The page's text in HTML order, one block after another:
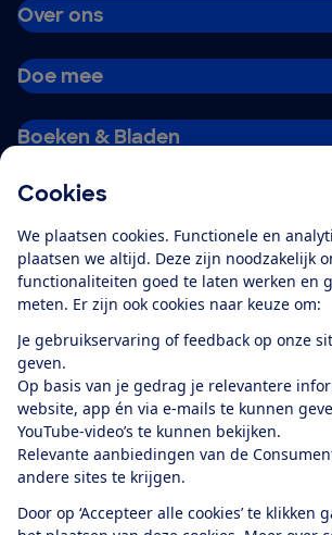
Cookies
We plaatsen cookies. Functionele en
plaatsen we altijd. Deze zijn noodzakelijk
functionaliteiten goed te laten werken en
meten. Er zijn ook cookies naar keuze om:
Je gebruikservaring of feedback op onze
geven.
Op basis van je gedrag je relevantere
website, app én via e-mails te kunnen
YouTube-video’s te kunnen bekijken.
Relevante aanbiedingen van de
andere sites te krijgen.
Door op ‘Accepteer alle cookies’ te klikken
Over ons
Doe mee
Boeken & Bladen
Alles over de
app
Algemene Voorwaarden
Cookiebeleid
Privacyvoorkeuren
Toegankelijkheid
RSS-feed nieuws
Facebook
Twitter